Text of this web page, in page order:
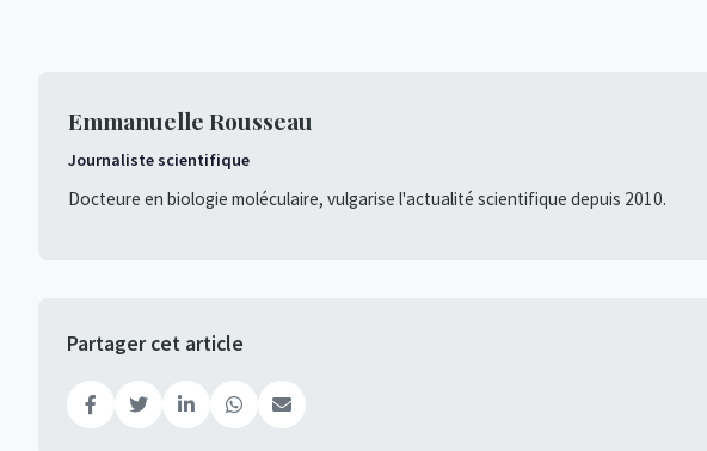
Emmanuelle Rousseau
Journaliste scientifique
Docteure en biologie moléculaire, vulgarise l'actualité scientifique depuis 2010.
Partager cet article